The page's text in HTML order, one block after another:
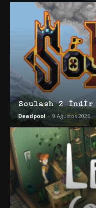
Soulash 2 İndir
Deadpool - 9 Ağustos 2026